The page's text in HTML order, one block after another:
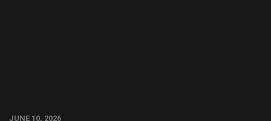
JUNE 10, 2026